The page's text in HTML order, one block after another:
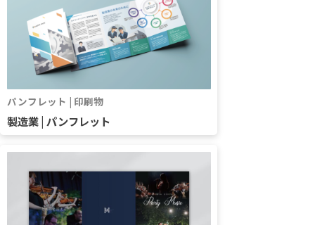
パンフレット | 印刷物
製造業 | パンフレット